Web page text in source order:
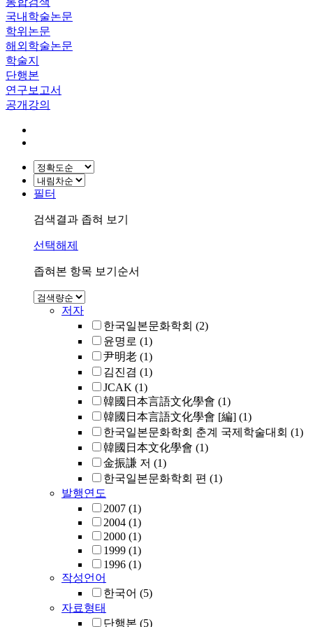
국내학술논문
학위논문
해외학술논문
학술지
단행본
연구보고서
공개강의
필터
검색결과 좁혀 보기
선택해제
좁혀본 항목 보기순서
저자
한국일본문화학회 (2)
윤명로 (1)
尹明老 (1)
김진겸 (1)
JCAK (1)
韓國日本言語文化學會 (1)
韓國日本言語文化學會 [編] (1)
한국일본문화학회 춘계 국제학술대회 (1)
韓國日本文化學會 (1)
金振謙 저 (1)
한국일본문화학회 편 (1)
발행연도
2007 (1)
2004 (1)
2000 (1)
1999 (1)
1996 (1)
작성언어
한국어 (5)
자료형태
단행본 (5)